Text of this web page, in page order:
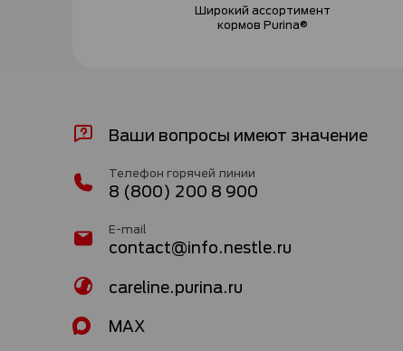
Широкий ассортимент
кормов Purina®
Ваши вопросы имеют значение
Телефон горячей линии
8 (800) 200 8 900
E-mail
contact@info.nestle.ru
careline.purina.ru
MAX